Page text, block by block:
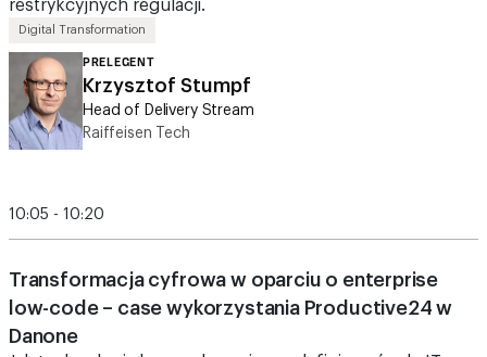
PRELEGENT
Krzysztof Stumpf
Head of Delivery Stream
Raiffeisen Tech
Danone
Jak technologia low-code może zredefiniować rolę IT w
dużych korporacjach? Na pytanie to odpowiedzą Dariusz